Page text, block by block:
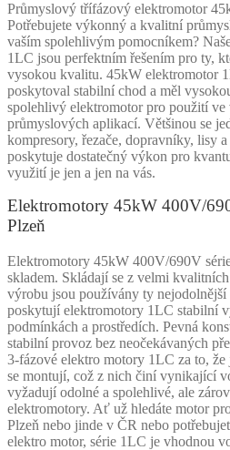
Průmyslový třífázový elektromotor
Potřebujete výkonný a kvalitní
vaším spolehlivým pomocníkem?
1LC jsou perfektním řešením pro ty,
vysokou kvalitu. 45kW elektromotor
poskytoval stabilní chod a měl
spolehlivý elektromotor pro použití ve
průmyslových aplikací. Většinou se
kompresory, řezače, dopravníky, lisy
poskytuje dostatečný výkon pro
využití je jen a jen na vás.
Elektromotory 45kW 400V/
Plzeň
Elektromotory 45kW 400V/690V
skladem. Skládají se z velmi
výrobu jsou používány ty
poskytují elektromotory 1LC stabilní
podmínkách a prostředích. Pevná
stabilní provoz bez neočekávaných
3-fázové elektro motory 1LC za to,
se montují, což z nich činí vynikající
vyžadují odolné a spolehlivé, ale
elektromotory. Ať už hledáte motor
Plzeň nebo jinde v ČR nebo
elektro motor, série 1LC je vhodnou